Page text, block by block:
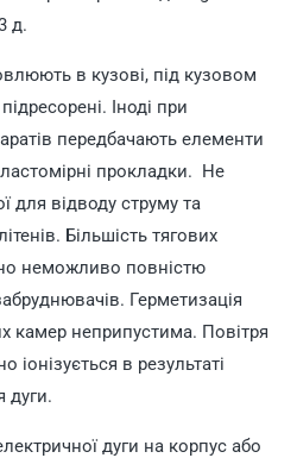
д.
в кузові, під кузовом
Іноді при
передбачають елементи
прокладки. Не
для відводу струму та
Більшість тягових
неможливо повністю
Герметизація
камер неприпустима. Повітря
іонізується в результаті
дуги.
дуги на корпус або